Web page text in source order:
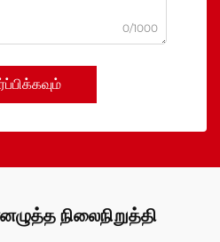
0/1000
நிலைநிறுத்தி